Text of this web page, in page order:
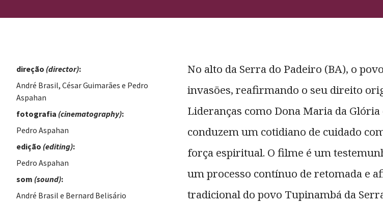
direção (director):
André Brasil, César Guimarães e Pedro
Aspahan
fotografia (cinematography):
Pedro Aspahan
edição (editing):
Pedro Aspahan
som (sound):
André Brasil e Bernard Belisário
No alto da Serra do Padeiro (BA), o
invasões, reafirmando o seu direito
Lideranças como Dona Maria da Glória
conduzem um cotidiano de cuidado
força espiritual. O filme é um
um processo contínuo de retomada e
tradicional do povo Tupinambá da